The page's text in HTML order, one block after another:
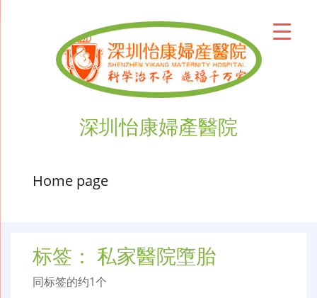
深圳怡康婦產醫院
Home page
标签： 私家醫院墮胎
同标签的约1个